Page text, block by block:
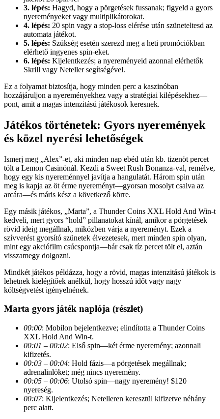
3. lépés: Hagyd, hogy a pörgetések fussanak; figyeld a gyors
nyereményeket vagy multiplikátorokat.
4. lépés: 20 spin vagy a stop-loss elérése után szüneteltesd az
automata játékot.
5. lépés: Szükség esetén szerezd meg a heti promóciókban
elérhető ingyenes spin-eket.
6. lépés: Kijelentkezés; a nyereményeid azonnal elérhetők
Skrill vagy Neteller segítségével.
Ez a folyamat biztosítja, hogy minden perc a kaszinóban
hozzájáruljon a nyereményekhez vagy a stratégiai kilépésekhez—
pont, amit a magas intenzitású játékosok keresnek.
Játékos történetek: Gyors nyeremények
és közel nyerési lehetőségek
Ismerj meg „Alex”-et, aki minden nap ebéd után kb. tizenöt percet
tölt a Lemon Casinónál. Kezdi a Sweet Rush Bonanza-val, remélve,
hogy egy kis nyereménnyel javítja a hangulatát. Három spin után
meg is kapja az öt érme nyereményt—gyorsan mosolyt csalva az
arcára—és máris kész a következő körre.
Egy másik játékos, „Marta”, a Thunder Coins XXL Hold And Win-t
kedveli, mert gyors “hold” pillanatokat kínál, amikor a pörgetések
rövid ideig megállnak, miközben várja a nyereményt. Ezek a
szívverést gyorsító szünetek élvezetesek, mert minden spin olyan,
mint egy akciófilm csúcspontja—bár csak tíz percet tölt el, aztán
visszamegy dolgozni.
Mindkét játékos példázza, hogy a rövid, magas intenzitású játékok is
lehetnek kielégítőek anélkül, hogy hosszú időt vagy nagy
költségvetést igényelnének.
Marta gyors játék naplója (részlet)
00:00: Mobilon bejelentkezve; elindította a Thunder Coins
XXL Hold And Win-t.
00:01 – 00:02: Első spin—két érme nyeremény; azonnali
kifizetés.
00:03 – 00:04: Hold fázis—a pörgetések megállnak;
adrenalinlöket; még nincs nyeremény.
00:05 – 00:06: Utolsó spin—nagy nyeremény! $120
nyereség.
00:07: Kijelentkezés; Netelleren keresztül kifizetve néhány
perc alatt.